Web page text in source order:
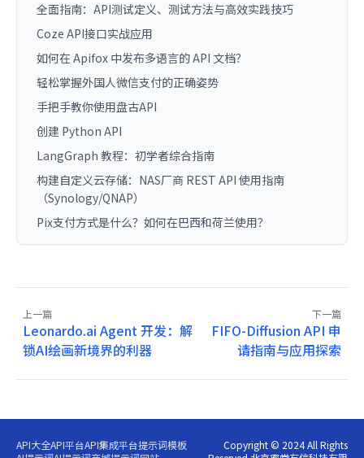
全面指南：API测试定义、测试方法与高效实践技巧
Coze API接口实战应用
如何在 Apifox 中发布多语言的 API 文档？
轻松掌握外国人微信支付的正确姿势
手把手教你使用盘古API
创建 Python API
LangGraph 教程：初学者综合指南
构建自定义云存储：NAS厂商 REST API 使用指南
（Synology/QNAP）
Pix支付方式是什么？如何在巴西和荷兰使用？
上一篇
Leonardo.ai Agent 开发：解
锁AI绘画新境界的利器
下一篇
FIFO-Diffusion API 申
请指南与应用探索
API大全API平台API集成平台提示词模板
Copyright © 2024 All Rights